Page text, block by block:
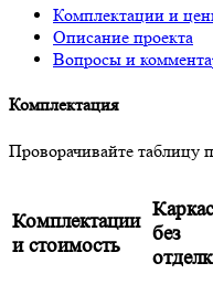
Комплектации и
Описание проекта
Вопросы и
Комплектация
Проворачивайте таблицу
Комплектации
и стоимость
Каркас
без